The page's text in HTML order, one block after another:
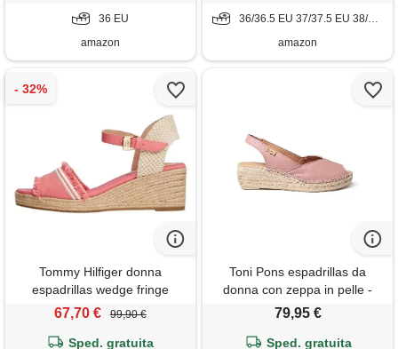
36 EU
amazon
36/36.5 EU 37/37.5 EU 38/38.5 EU 39/39.5 EU
amazon
Tommy Hilfiger donna
espadrillas wedge fringe
canvas con tacco a zeppa,
67,70 € 99,90 €
Sped. gratuita
Toni Pons espadrillas da
donna con zeppa in pelle -
bernia-p - pale, 37 eu
79,95 €
Sped. gratuita